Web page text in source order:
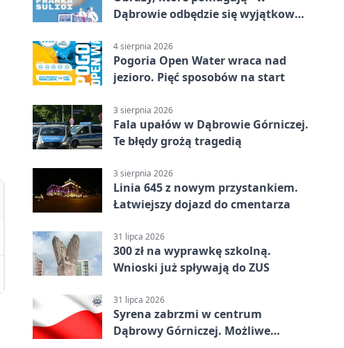
Dąbrowie odbędzie się wyjątkowa
4 sierpnia 2026
Pogoria Open Water wraca nad
jezioro. Pięć sposobów na start
3 sierpnia 2026
Fala upałów w Dąbrowie Górniczej.
Te błędy grożą tragedią
3 sierpnia 2026
Linia 645 z nowym przystankiem.
Łatwiejszy dojazd do cmentarza
31 lipca 2026
300 zł na wyprawkę szkolną.
Wnioski już spływają do ZUS
31 lipca 2026
Syrena zabrzmi w centrum
Dąbrowy Górniczej. Możliwe